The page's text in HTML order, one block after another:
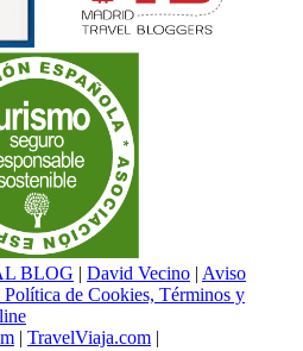
BLOG | David Vecino | Aviso
de Cookies, Términos y
| TravelViaja.com |